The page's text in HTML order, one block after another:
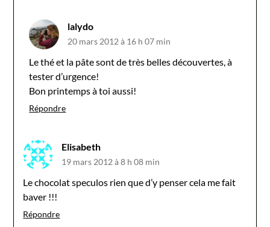
lalydo
20 mars 2012 à 16 h 07 min
Le thé et la pâte sont de très belles découvertes, à
tester d’urgence!
Bon printemps à toi aussi!
Répondre
Elisabeth
19 mars 2012 à 8 h 08 min
Le chocolat speculos rien que d’y penser cela me fait
baver !!!
Répondre